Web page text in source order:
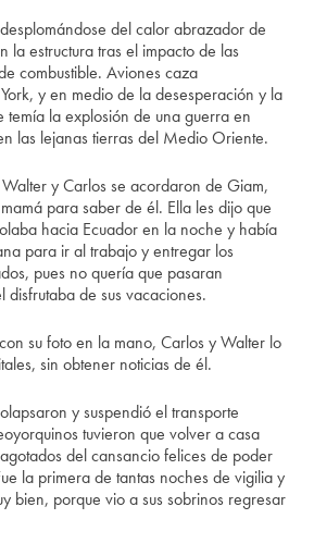
del calor abrazador de
la estructura tras el impacto de las
combustible. Aviones caza
y en medio de la desesperación y la
temía la explosión de una guerra en
las lejanas tierras del Medio Oriente.
y Carlos se acordaron de Giam,
para saber de él. Ella les dijo que
hacia Ecuador en la noche y había
para ir al trabajo y entregar los
pues no quería que pasaran
disfrutaba de sus vacaciones.
su foto en la mano, Carlos y Walter lo
sin obtener noticias de él.
y suspendió el transporte
tuvieron que volver a casa
del cansancio felices de poder
la primera de tantas noches de vigilia y
bien, porque vio a sus sobrinos regresar